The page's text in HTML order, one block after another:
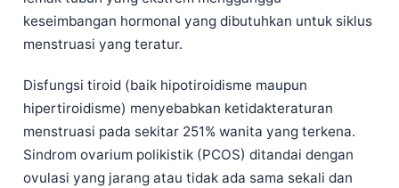
keseimbangan hormonal yang dibutuhkan untuk siklus
menstruasi yang teratur.
Disfungsi tiroid (baik hipotiroidisme maupun
hipertiroidisme) menyebabkan ketidakteraturan
menstruasi pada sekitar 251% wanita yang terkena.
Sindrom ovarium polikistik (PCOS) ditandai dengan
ovulasi yang jarang atau tidak ada sama sekali dan